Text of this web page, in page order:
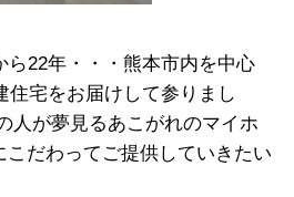
ら22年・・・熊本市内を中心
住宅をお届けして参りまし
人が夢見るあこがれのマイホ
こだわってご提供していきたい